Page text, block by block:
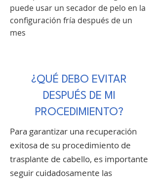
puede usar un secador de pelo en la
configuración fría después de un
mes
¿QUÉ DEBO EVITAR
DESPUÉS DE MI
PROCEDIMIENTO?
Para garantizar una recuperación
exitosa de su procedimiento de
trasplante de cabello, es importante
seguir cuidadosamente las